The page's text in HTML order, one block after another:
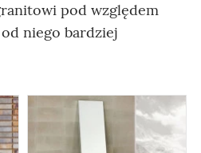
pod względem
niego bardziej